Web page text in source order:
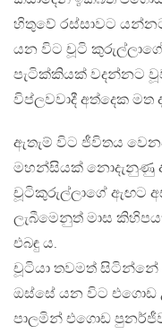
හිතුවේ රස්සාවට
යන විට චූටි
පැටික්කියක් වදන්නට
විප්ලවවාදී අත්දෙක
ඇතැම් විට ජීවිතය
මහන්සියක් නොදැනුණු
චූටිකුරුල්ලාගේ ඇඟට
ලැබීමෙනුත් මාස
එබඳු ය.
චූටියා තවමත් සිටින්නේ
ඔස්සේ යන විට එගොඩ
පාලමින් එගොඩ